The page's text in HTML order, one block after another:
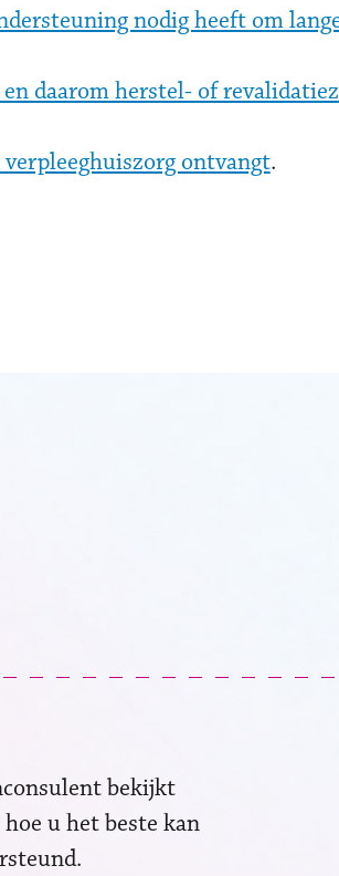
nodig heeft om
daarom herstel- of
ontvangt.
bekijkt
u het beste kan